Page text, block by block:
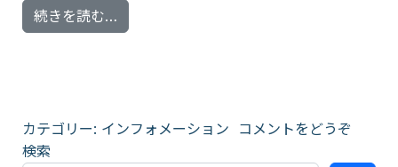
続きを読む…from エムスリー株式会社の子会社化に関
カテゴリー: インフォメーション コメントをどうぞ
検索